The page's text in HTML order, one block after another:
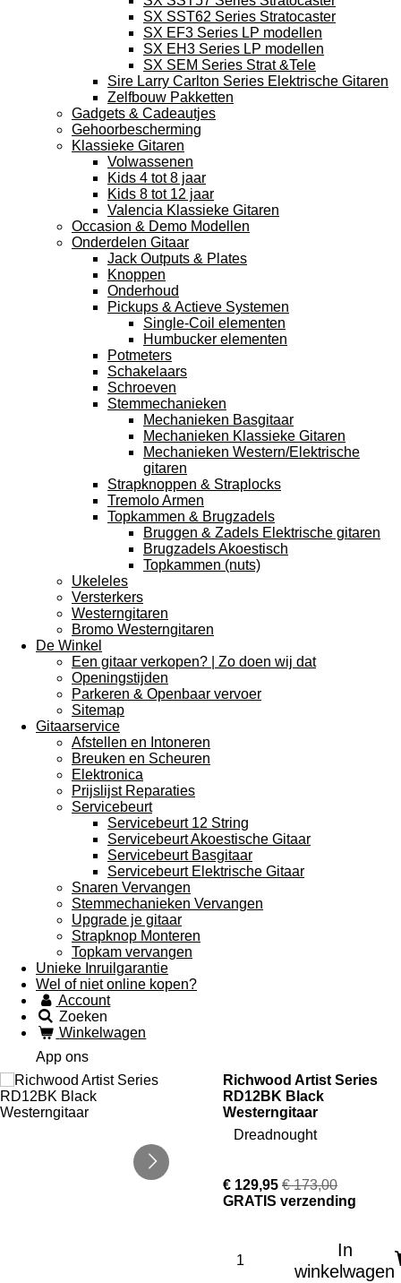
SX SST62 Series Stratocaster
SX EF3 Series LP modellen
SX EH3 Series LP modellen
SX SEM Series Strat &Tele
Sire Larry Carlton Series Elektrische Gitaren
Zelfbouw Pakketten
Gadgets & Cadeautjes
Gehoorbescherming
Klassieke Gitaren
Volwassenen
Kids 4 tot 8 jaar
Kids 8 tot 12 jaar
Valencia Klassieke Gitaren
Occasion & Demo Modellen
Onderdelen Gitaar
Jack Outputs & Plates
Knoppen
Onderhoud
Pickups & Actieve Systemen
Single-Coil elementen
Humbucker elementen
Potmeters
Schakelaars
Schroeven
Stemmechanieken
Mechanieken Basgitaar
Mechanieken Klassieke Gitaren
Mechanieken Western/Elektrische
gitaren
Strapknoppen & Straplocks
Tremolo Armen
Topkammen & Brugzadels
Bruggen & Zadels Elektrische gitaren
Brugzadels Akoestisch
Topkammen (nuts)
Ukeleles
Versterkers
Westerngitaren
Bromo Westerngitaren
De Winkel
Een gitaar verkopen? | Zo doen wij dat
Openingstijden
Parkeren & Openbaar vervoer
Sitemap
Gitaarservice
Afstellen en Intoneren
Breuken en Scheuren
Elektronica
Prijslijst Reparaties
Servicebeurt
Servicebeurt 12 String
Servicebeurt Akoestische Gitaar
Servicebeurt Basgitaar
Servicebeurt Elektrische Gitaar
Snaren Vervangen
Stemmechanieken Vervangen
Upgrade je gitaar
Strapknop Monteren
Topkam vervangen
Unieke Inruilgarantie
Wel of niet online kopen?
Account
Zoeken
Winkelwagen
App ons
Richwood Artist Series
RD12BK Black
Westerngitaar
Dreadnought
€ 129,95 € 173,00
GRATIS verzending
In
winkelwagen